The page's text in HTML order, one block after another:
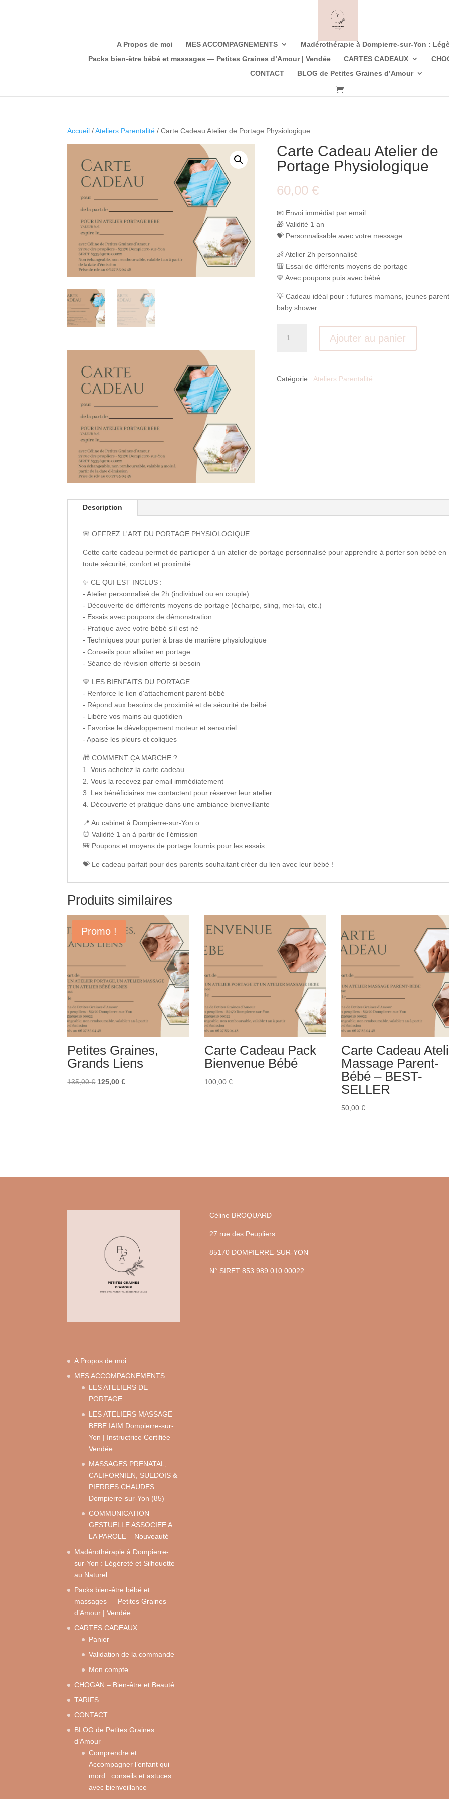
A Propos de moi MES ACCOMPAGNEMENTS
Madérothérapie à Dompierre-sur-Yon :
Packs bien-être bébé et massages — Petites Graines d’Amour | Vendée
CARTES CADEAUX
CONTACT
BLOG de Petites Graines d’Amour
Accueil /Ateliers Parentalité / Carte Cadeau Atelier de Portage Physiologique
Carte Cadeau Atelier de
Portage Physiologique
60,00 €
📧 Envoi immédiat par email
🎁 Validité 1 an
💝 Personnalisable avec votre message
👶 Atelier 2h personnalisé
🎒 Essai de différents moyens de portage
💙 Avec poupons puis avec bébé
💡 Cadeau idéal pour : futures mamans, jeunes
baby shower
Atelier
Ajouter au panier
Catégorie : Ateliers Parentalité
Description
🌸 OFFREZ L'ART DU PORTAGE PHYSIOLOGIQUE
Cette carte cadeau permet de participer à un atelier de portage personnalisé pour apprendre à porter son bébé en
toute sécurité, confort et proximité.
✨ CE QUI EST INCLUS :
- Atelier personnalisé de 2h (individuel ou en couple)
- Découverte de différents moyens de portage (écharpe, sling, mei-tai, etc.)
- Essais avec poupons de démonstration
- Pratique avec votre bébé s'il est né
- Techniques pour porter à bras de manière physiologique
- Conseils pour allaiter en portage
- Séance de révision offerte si besoin
💙 LES BIENFAITS DU PORTAGE :
- Renforce le lien d'attachement parent-bébé
- Répond aux besoins de proximité et de sécurité de bébé
- Libère vos mains au quotidien
- Favorise le développement moteur et sensoriel
- Apaise les pleurs et coliques
🎁 COMMENT ÇA MARCHE ?
1. Vous achetez la carte cadeau
2. Vous la recevez par email immédiatement
3. Les bénéficiaires me contactent pour réserver leur atelier
4. Découverte et pratique dans une ambiance bienveillante
📍 Au cabinet à Dompierre-sur-Yon o
⏰ Validité 1 an à partir de l'émission
🎒 Poupons et moyens de portage fournis pour les essais
💝 Le cadeau parfait pour des parents souhaitant créer du lien avec leur bébé !
Produits similaires
Promo !
Petites Graines,
Grands Liens
135,00€ Le
125,00€Le
Carte Cadeau Pack
Bienvenue Bébé
100,00 €
Carte Cadeau
Massage Parent-
Bébé – BEST-
SELLER
50,00€
A Propos de moi
MES ACCOMPAGNEMENTS
LES ATELIERS DE
PORTAGE
LES ATELIERS MASSAGE
BEBE IAIM Dompierre-sur-
Yon | Instructrice Certifiée
Vendée
MASSAGES PRENATAL,
CALIFORNIEN, SUEDOIS &
PIERRES CHAUDES
Dompierre-sur-Yon (85)
COMMUNICATION
GESTUELLE ASSOCIEE A
LA PAROLE – Nouveauté
Madérothérapie à Dompierre-
sur-Yon : Légèreté et Silhouette
au Naturel
Packs bien-être bébé et
massages — Petites Graines
d’Amour | Vendée
CARTES CADEAUX
Panier
Validation de la commande
Mon compte
CHOGAN – Bien-être et Beauté
TARIFS
CONTACT
BLOG de Petites Graines
d’Amour
Comprendre et
Accompagner l’enfant qui
mord : conseils et astuces
avec bienveillance
Céline BROQUARD
27 rue des Peupliers
85170 DOMPIERRE-SUR-YON
N° SIRET 853 989 010 00022